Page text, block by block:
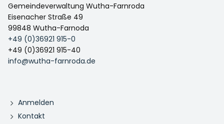
Gemeindeverwaltung Wutha-Farnroda
Eisenacher Straße 49
99848 Wutha-Farnoda
+49 (0)36921 915-0
+49 (0)36921 915-40
info@wutha-farnroda.de
Anmelden
Kontakt